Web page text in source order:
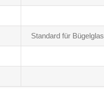
Standard für Bügelglas